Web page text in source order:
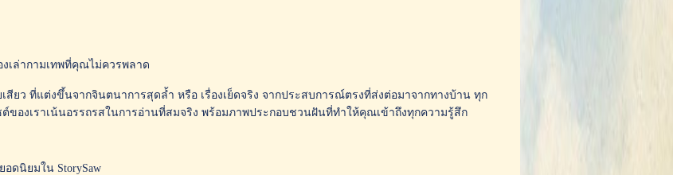
งเล่ากามเทพที่คุณไม่ควรพลาด
สียว ที่แต่งขึ้นจากจินตนาการสุดล้ำ หรือ เรื่องเย็ดจริง จากประสบการณ์ตรงที่ส่งต่อมาจากทางบ้าน ทุก
ของเราเน้นอรรถรสในการอ่านที่สมจริง พร้อมภาพประกอบชวนฝันที่ทำให้คุณเข้าถึงทุกความรู้สึก
ดนิยมใน StorySaw